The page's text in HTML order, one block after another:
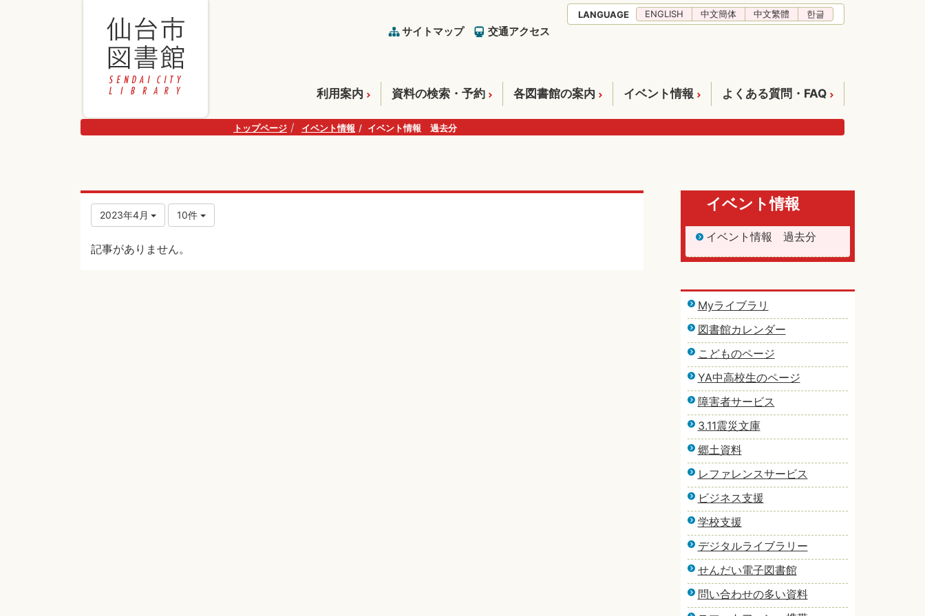
サイトマップ 交通アクセス
LANGUAGE ENGLISH 中文簡体 中文繁體 한글
利用案内 資料の検索・予約 各図書館の案内 イベント情報 よくある質問・FAQ
トップページ イベント情報 イベント情報 過去分
2023年4月 10件
記事がありません。
イベント情報
イベント情報 過去分
Myライブラリ
図書館カレンダー
こどものページ
YA中高校生のページ
障害者サービス
3.11震災文庫
郷土資料
レファレンスサービス
ビジネス支援
学校支援
デジタルライブラリー
せんだい電子図書館
問い合わせの多い資料